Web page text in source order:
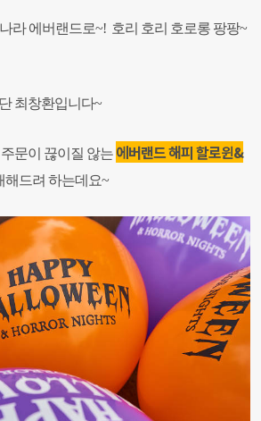
라 에버랜드로~! 호리 호리 호로롱 팡팡~
최창환입니다~
문이 끊이질 않는 에버랜드 해피 할로윈&
해드려 하는데요~